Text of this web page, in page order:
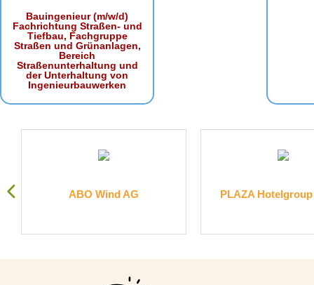
Bauingenieur (m/w/d)
Fachrichtung Straßen- und
Tiefbau, Fachgruppe
Straßen und Grünanlagen,
Bereich
Straßenunterhaltung und
der Unterhaltung von
Ingenieurbauwerken
ABO Wind AG PLAZA